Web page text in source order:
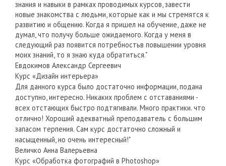
знания и навыки в рамках проводимых курсов, завести
новые знакомства с людьми, которые как и мы стремятся к
развитию и общению. Когда я пришел на обучение, даже не
думал, что получу больше ожидаемого. Когда у меня в
следующий раз появится потребностьв повышении уровня
моих знаний, то я знаю куда обратиться."
Евдокимов Александр Сергеевич
Курс «Дизайн интерьера»
Для данного курса было достаточно информации, подана
доступно, интересно. Никаких проблем с отставаниями -
всех отстающих быстро подтягивали. Много практики. что
отлично! Хороший адекватный преподаватель с большим
запасом терпения. Сам курс достаточно сложный и
насыщенный, но очень интересный!"
Величко Анна Валерьевна
Курс «Обработка фотографий в Photoshop»